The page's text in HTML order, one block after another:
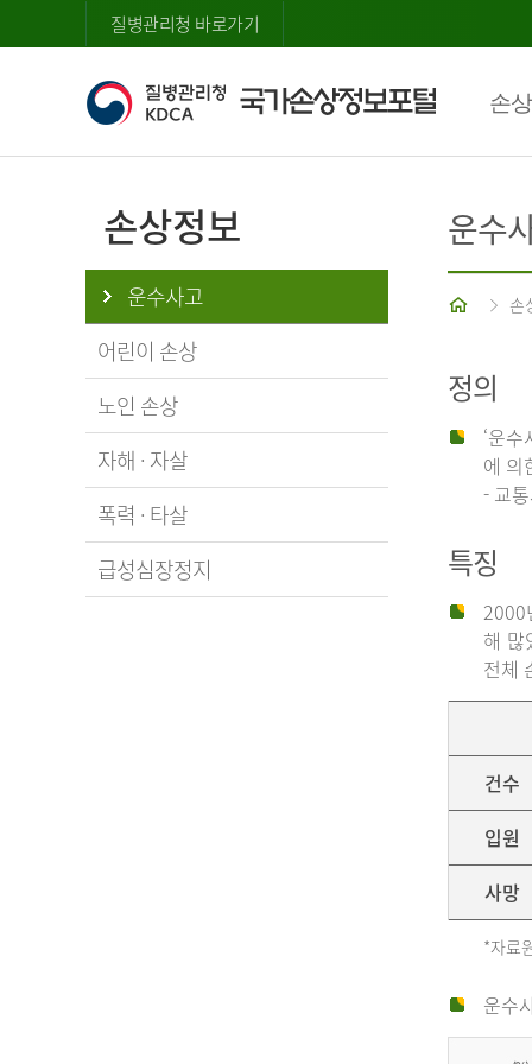
질병관리청 바로가기
손
손상정보
운수사고
어린이 손상
노인 손상
자해 · 자살
폭력 · 타살
급성심장정지
운수
홈 손
정의
‘운
에 의
- 교
특징
2000
해 많
전체
건수
입원
사망
*자료
운수